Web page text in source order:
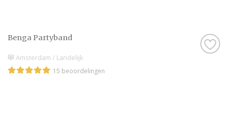
Benga Partyband
Amsterdam / Landelijk
15 beoordelingen